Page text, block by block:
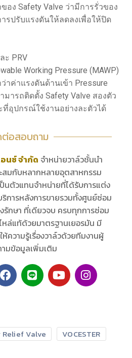
อง Safety Valve ว่ามีการรั่วของ
รปรับแรงดันให้ลดลงเพื่อให้ปิด
ะ PRV
Working Pressure (MAWP)
ค่าแรงดันด้านเข้า Pressure
มารถติดตั้ง Safety Valve สองตัว
ที่อุปกรณ์ใช้งานอย่างละตัวได้
อสอบถาม
นซ์ จำกัด จำหน่ายวาล์วชั้นนำ
สมกับหลากหลายอุตสาหกรรม
นตัวแทนจำหน่ายที่ได้รับการแต่ง
ริการหลังการขายรวมทั้งศูนย์ซ่อม
รักษา ที่เดียวจบ ครบทุกการซ่อม
หล่แท้ด้วยมาตรฐานเยอรมัน มี
ความรู้เรื่องวาล์วด้วยทีมงานผู้
มข้อมูลเพิ่มเติม
Valve
VOCESTER